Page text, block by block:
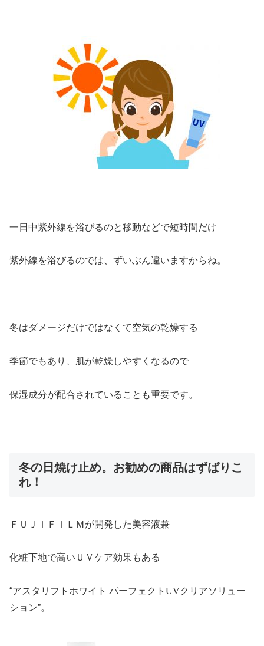
一日中紫外線を浴びるのと移動などで短時間だけ
紫外線を浴びるのでは、ずいぶん違いますからね。
冬はダメージだけではなくて空気の乾燥する
季節でもあり、肌が乾燥しやすくなるので
保湿成分が配合されていることも重要です。
冬の日焼け止め。お勧めの商品はずばりこ
れ！
ＦＵＪＩＦＩＬＭが開発した美容液兼
化粧下地で高いＵＶケア効果もある
“アスタリフトホワイト パーフェクト UVクリアソリュー
ション”。